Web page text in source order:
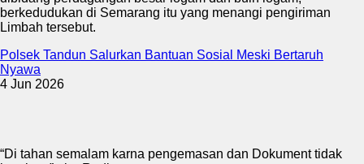
berkedudukan di Semarang itu yang menangi pengiriman
Limbah tersebut.
Polsek Tandun Salurkan Bantuan Sosial Meski Bertaruh
Nyawa
4 Jun 2026
“Di tahan semalam karna pengemasan dan Dokument tidak